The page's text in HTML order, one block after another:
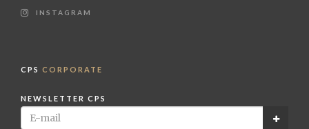
INSTAGRAM
CPS CORPORATE
NEWSLETTER CPS